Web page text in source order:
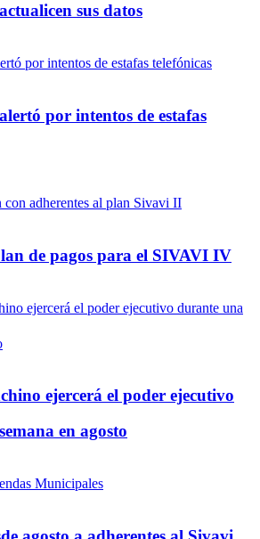
sus datos
por intentos de estafas
de pagos para el SIVAVI IV
ejercerá el poder ejecutivo
en agosto